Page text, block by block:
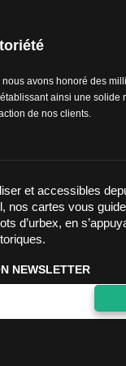
nous avons honoré des
ainsi une solide
de nos clients.
et accessibles
nos cartes vous
d’urbex, en
NEWSLETTER